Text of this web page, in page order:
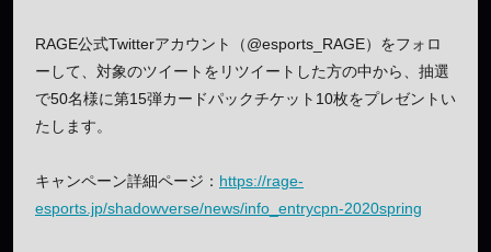
RAGE公式Twitterアカウント（@esports_RAGE）をフォロ
ーして、対象のツイートをリツイートした方の中から、抽選
で50名様に第15弾カードパックチケット10枚をプレゼントい
たします。
キャンペーン詳細ページ： https://rage-
esports.jp/shadowverse/news/info_entrycpn-2020spring